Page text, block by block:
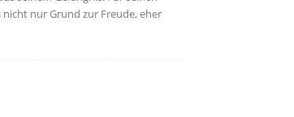
nicht nur Grund zur Freude, eher